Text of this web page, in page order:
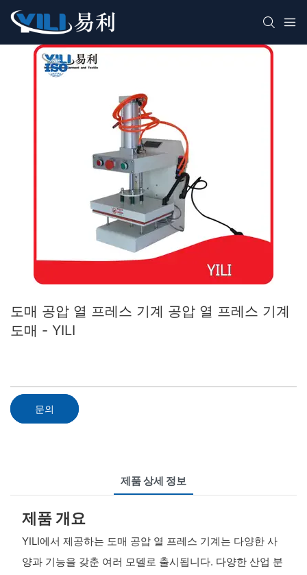
도매 공압 열 프레스 기계 공압 열 프레스 기계
도매 - YILI
문의
제품 상세 정보
제품 개요
YILI에서 제공하는 도매 공압 열 프레스 기계는 다양한 사
양과 기능을 갖춘 여러 모델로 출시됩니다. 다양한 산업 분